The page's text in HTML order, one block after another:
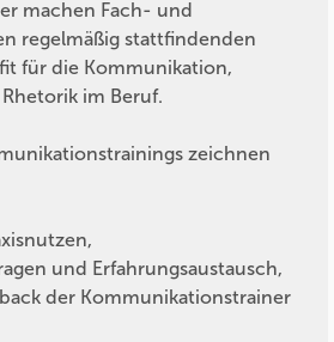
machen Fach- und
regelmäßig stattfindenden
fit für die Kommunikation,
im Beruf.
zeichnen
und Erfahrungsaustausch,
der Kommunikationstrainer